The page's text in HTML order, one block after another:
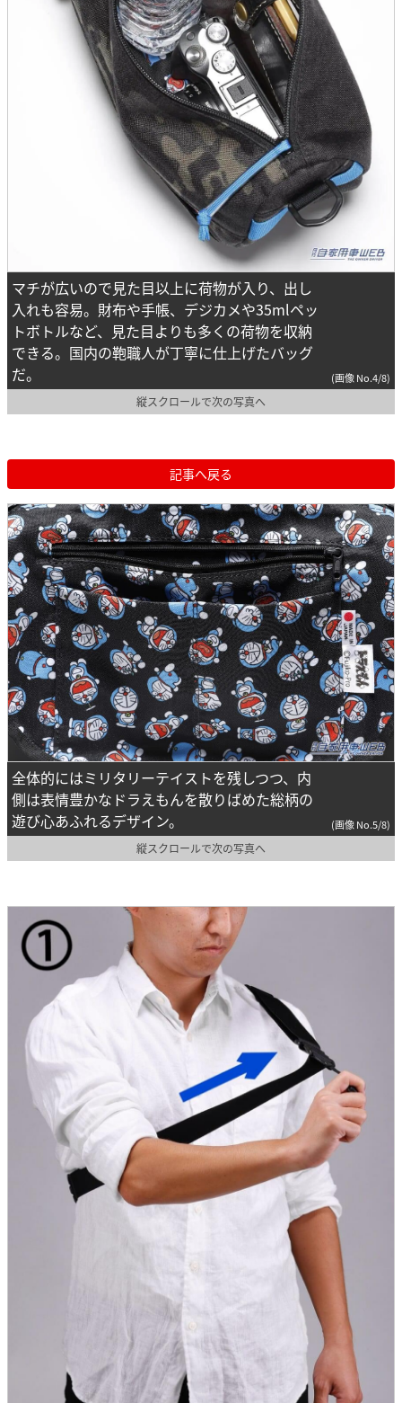
マチが広いので見た目以上に荷物が入り、出し
入れも容易。財布や手帳、デジカメや35mlペッ
トボトルなど、見た目よりも多くの荷物を収納
できる。国内の鞄職人が丁寧に仕上げたバッグ
だ。
(画像 No.4/8)
縦スクロールで次の写真へ
記事へ戻る
全体的にはミリタリーテイストを残しつつ、内
側は表情豊かなドラえもんを散りばめた総柄の
遊び心あふれるデザイン。
(画像 No.5/8)
縦スクロールで次の写真へ